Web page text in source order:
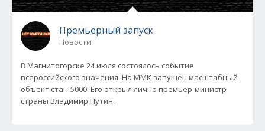
Премьерный запуск
Новости
В Магнитогорске 24 июля состоялось событие
всероссийского значения. На ММК запущен масштабный
объект стан-5000. Его открыл лично премьер-министр
страны Владимир Путин.